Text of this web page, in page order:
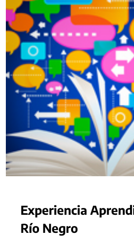
Experiencia
Río Negro